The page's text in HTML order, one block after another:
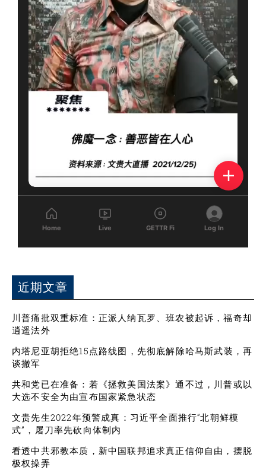
近期文章
川普痛批双重标准：正派人纳瓦罗、班农被起诉，福奇却
逍遥法外
内塔尼亚胡拒绝15点路线图，先彻底解除哈马斯武装，再
谈撤军
共和党已在准备：若《拯救美国法案》通不过，川普或以
大选不安全为由宣布国家紧急状态
文贵先生2022年预警成真：习近平全面推行“北朝鲜模
式”，屠刀率先砍向体制内
看透中共邪教本质，新中国联邦追求真正信仰自由，摆脱
极权操弄